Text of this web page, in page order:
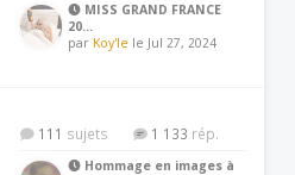
MISS GRAND FRANCE
20…
par Koy'le le Jul 27, 2024
111 1 133
Hommage en images à